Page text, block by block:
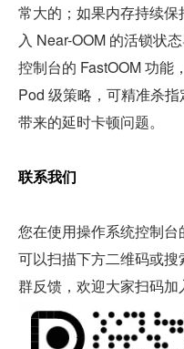
常大的；如果内存持续
入 Near-OOM 的活锁状
控制台的 FastOOM 功能
Pod 级策略，可精准杀
带来的延时卡顿问题。
联系我们
您在使用操作系统控制台
可以扫描下方二维码或
群反馈，欢迎大家扫码加